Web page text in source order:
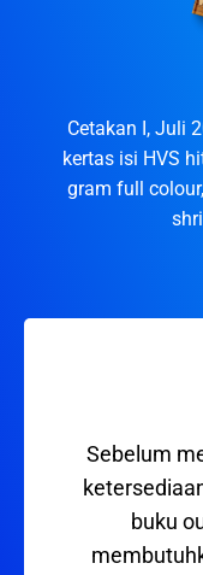
Cetakan I, Juli
kertas isi HVS
gram full
Sebelum
buku